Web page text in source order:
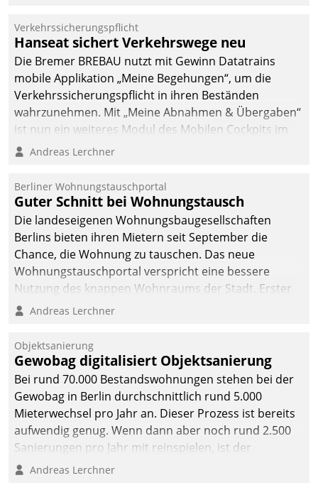
Verkehrssicherungspflicht
Hanseat sichert Verkehrswege neu
Die Bremer BREBAU nutzt mit Gewinn Datatrains
mobile Applikation „Meine Begehungen“, um die
Verkehrssicherungspflicht in ihren Beständen
wahrzunehmen. Mit „Meine Abnahmen & Übergaben“
ist nun ein weiteres Modul des Mobilen Cockpits im
Einsatz.
Andreas Lerchner
Berliner Wohnungstauschportal
Guter Schnitt bei Wohnungstausch
Die landeseigenen Wohnungsbaugesellschaften
Berlins bieten ihren Mietern seit September die
Chance, die Wohnung zu tauschen. Das neue
Wohnungstauschportal verspricht eine bessere
Nutzung des knappen Wohnraums der Stadt. Erster
Anwendungsfall für Datatrains Lösung API-Hub mit
Unternehmen.
Andreas Lerchner
Objektsanierung
Gewobag digitalisiert Objektsanierung
Bei rund 70.000 Bestandswohnungen stehen bei der
Gewobag in Berlin durchschnittlich rund 5.000
Mieterwechsel pro Jahr an. Dieser Prozess ist bereits
aufwendig genug. Wenn dann aber noch rund 2.500
Sanierungen pro Jahr mit reinspielen, ist der
Betreuungs- und Organisationsaufwand immens. Im
Andreas Lerchner